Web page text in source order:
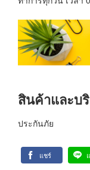
สินค้าและบ
ประกันภัย
แชร์